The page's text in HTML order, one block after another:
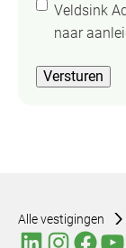
a
T
n
g
Veldsink
naar
Versturen
Alle vestigingen